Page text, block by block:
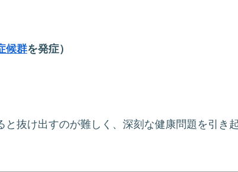
候群を発症）
と抜け出すのが難しく、深刻な健康問題を引き